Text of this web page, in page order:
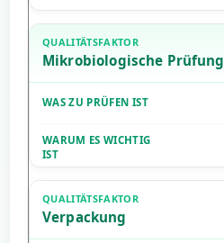
Mikrobiologische Prüfung
Verpackung